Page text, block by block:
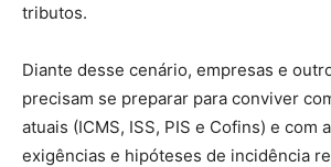
tributos.
Diante desse cenário, empresas e
precisam se preparar para conviver
atuais (ICMS, ISS, PIS e Cofins) e com
exigências e hipóteses de incidência